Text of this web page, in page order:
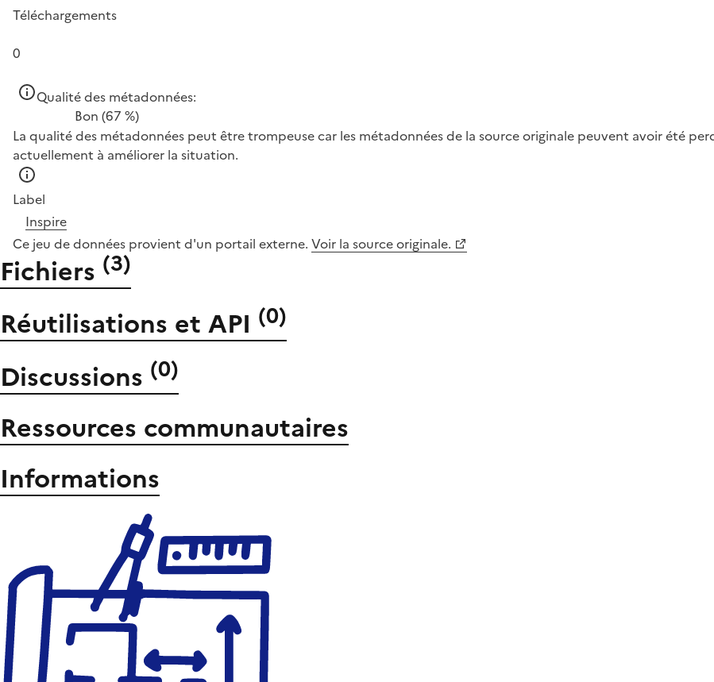
Téléchargements
0
Qualité des métadonnées:
Bon (67 %)
La qualité des métadonnées peut être trompeuse car les métadonnées de la source originale peuvent avoir été
actuellement à améliorer la situation.
Label
Inspire
Ce jeu de données provient d'un portail externe. Voir la source originale.
Fichiers (3)
Réutilisations et API (0)
Discussions (0)
Ressources communautaires
Informations